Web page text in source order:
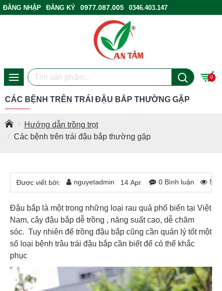
ĐĂNG NHẬP ĐĂNG KÝ 0977.087.005
0346.403.147
0
Hướng dẫn trồng trọt
Các bệnh trên trái đậu bắp thường gặp
CÁC BỆNH TRÊN TRÁI ĐẬU BẮP THƯỜNG GẶP
Được viết bởi: nguyetadmin 14 Apr 0 Bình luận
Đậu bắp là một trong những loại rau quả phổ biến tại Việt
Nam, cây đậu bắp dễ trồng , năng suất cao, dễ chăm
sóc. Tuy nhiên để trồng đậu bắp cũng cần quản lý tốt một
số loại bệnh trâu trái đậu bắp cần biết để có thể khắc
phục